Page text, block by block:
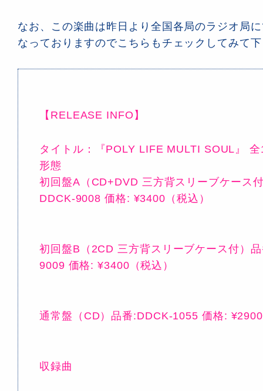
なお、この楽曲は昨日より全国各局のラジオ局
なっておりますのでこちらもチェックしてみて
【RELEASE INFO】
タイトル：『POLY LIFE MULTI SOUL』
形態
初回盤A（CD+DVD 三方背スリーブケース
DDCK-9008 価格: ¥3400（税込）
初回盤B（2CD 三方背スリーブケース付）
9009 価格: ¥3400（税込）
通常盤（CD）品番:DDCK-1055 価格:
収録曲